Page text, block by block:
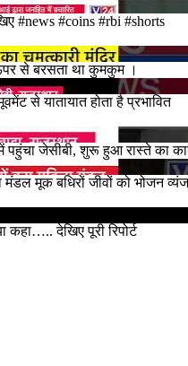
#news #coins #rbi #shorts
से बरसता था कुमकुम ।
से यातायात होता है प्रभावित
पहुंचा जेसीबी, शुरू हुआ रास्ते का
मंडल मूक बधिरों जीवों को भोजन
देखिए पूरी रिपोर्ट